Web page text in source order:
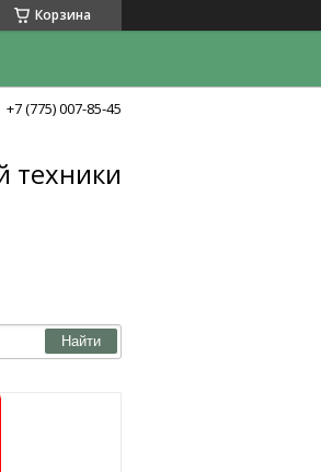
Корзина
+7 (775) 007-85-45
техники
Найти